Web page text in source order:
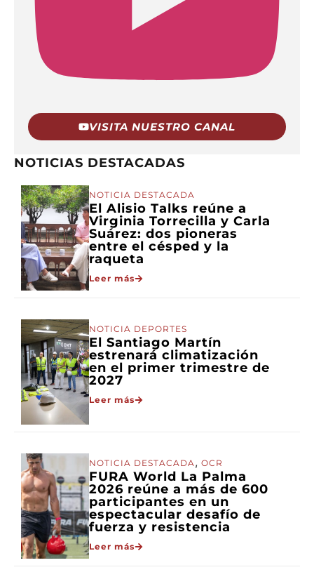
VISITA NUESTRO CANAL
NOTICIAS DESTACADAS
NOTICIA DESTACADA
El Alisio Talks reúne a
Virginia Torrecilla y Carla
Suárez: dos pioneras
entre el césped y la
raqueta
Leer más
NOTICIA DEPORTES
El Santiago Martín
estrenará climatización
en el primer trimestre de
2027
Leer más
NOTICIA DESTACADA , OCR
FURA World La Palma
2026 reúne a más de 600
participantes en un
espectacular desafío de
fuerza y resistencia
Leer más